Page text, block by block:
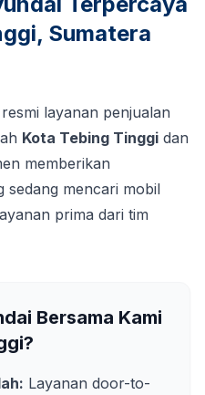
, Sumatera
layanan penjualan
Kota Tebing Tinggi dan
memberikan
sedang mencari mobil
prima dari tim
Bersama Kami
?
Layanan door-to-